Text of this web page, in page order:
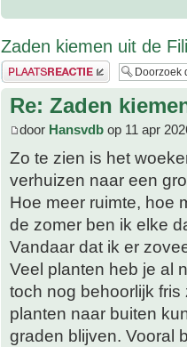
Zaden kiemen uit de
Plaats een reactie
Re: Zaden
door Hansvdb op 11 apr
Zo te zien is het
verhuizen naar een
Hoe meer ruimte, hoe
de zomer ben ik elke
Vandaar dat ik er
Veel planten heb je al
toch nog behoorlijk
planten naar buiten
graden blijven. Vooral